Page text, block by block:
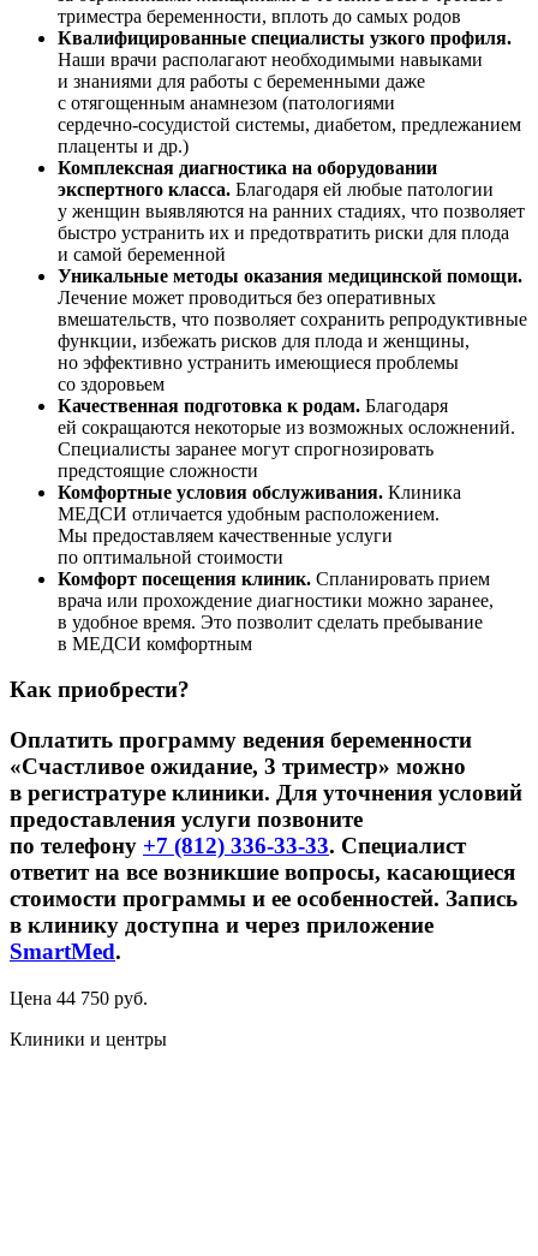
триместра беременности, вплоть до самых родов
Квалифицированные специалисты узкого профиля.
Наши врачи располагают необходимыми навыками
и знаниями для работы с беременными даже
с отягощенным анамнезом (патологиями
сердечно-сосудистой системы, диабетом, предлежанием
плаценты и др.)
Комплексная диагностика на оборудовании
экспертного класса. Благодаря ей любые патологии
у женщин выявляются на ранних стадиях, что позволяет
быстро устранить их и предотвратить риски для плода
и самой беременной
Уникальные методы оказания медицинской помощи.
Лечение может проводиться без оперативных
вмешательств, что позволяет сохранить репродуктивные
функции, избежать рисков для плода и женщины,
но эффективно устранить имеющиеся проблемы
со здоровьем
Качественная подготовка к родам. Благодаря
ей сокращаются некоторые из возможных осложнений.
Специалисты заранее могут спрогнозировать
предстоящие сложности
Комфортные условия обслуживания. Клиника
МЕДСИ отличается удобным расположением.
Мы предоставляем качественные услуги
по оптимальной стоимости
Комфорт посещения клиник. Спланировать прием
врача или прохождение диагностики можно заранее,
в удобное время. Это позволит сделать пребывание
в МЕДСИ комфортным
Как приобрести?
Оплатить программу ведения беременности
«Счастливое ожидание, 3 триместр» можно
в регистратуре клиники. Для уточнения условий
предоставления услуги позвоните
по телефону +7 (812) 336-33-33. Специалист
ответит на все возникшие вопросы, касающиеся
стоимости программы и ее особенностей. Запись
в клинику доступна и через приложение
SmartMed.
Цена 44 750 руб.
Клиники и центры